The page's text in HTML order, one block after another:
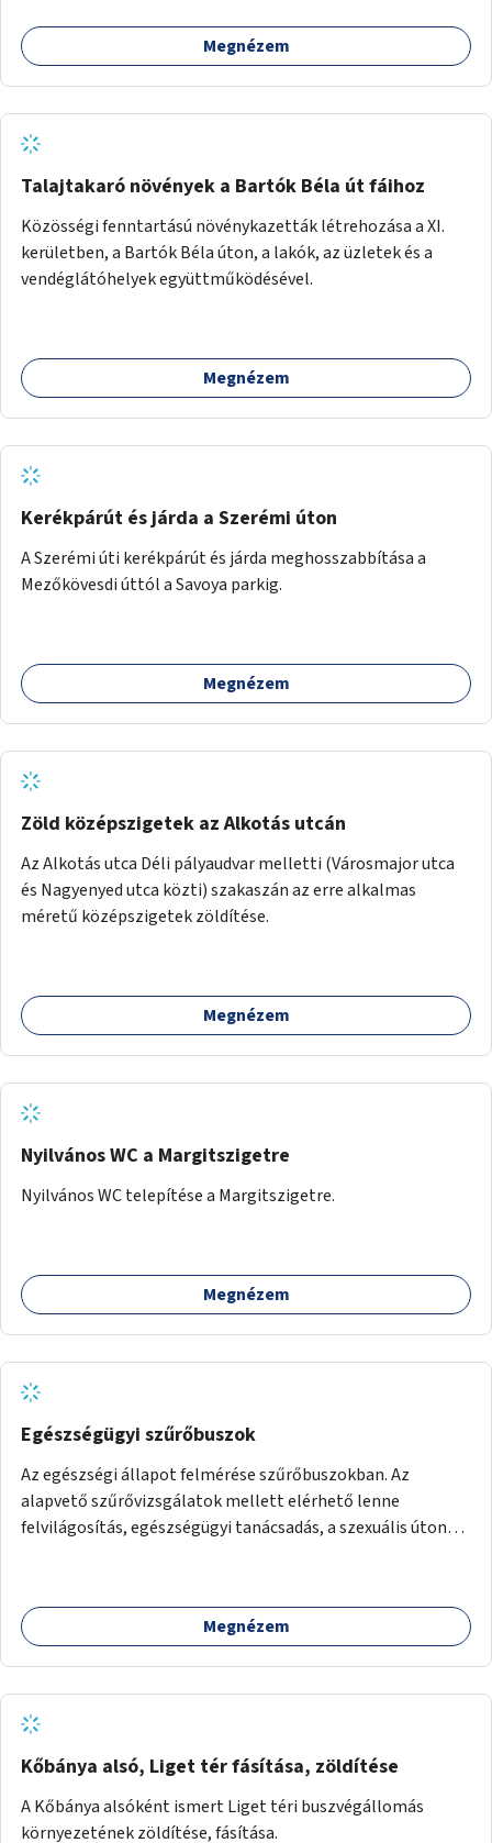
Megnézem
Talajtakaró növények a Bartók Béla út fáihoz
Közösségi fenntartású növénykazetták létrehozása a XI.
kerületben, a Bartók Béla úton, a lakók, az üzletek és a
vendéglátóhelyek együttműködésével.
Megnézem
Kerékpárút és járda a Szerémi úton
A Szerémi úti kerékpárút és járda meghosszabbítása a
Mezőkövesdi úttól a Savoya parkig.
Megnézem
Zöld középszigetek az Alkotás utcán
Az Alkotás utca Déli pályaudvar melletti (Városmajor utca
és Nagyenyed utca közti) szakaszán az erre alkalmas
méretű középszigetek zöldítése.
Megnézem
Nyilvános WC a Margitszigetre
Nyilvános WC telepítése a Margitszigetre.
Megnézem
Egészségügyi szűrőbuszok
Az egészségi állapot felmérése szűrőbuszokban. Az
alapvető szűrővizsgálatok mellett elérhető lenne
felvilágosítás, egészségügyi tanácsadás, a szexuális úton
Megnézem
Kőbánya alsó, Liget tér fásítása, zöldítése
A Kőbánya alsóként ismert Liget téri buszvégállomás
környezetének zöldítése, fásítása.